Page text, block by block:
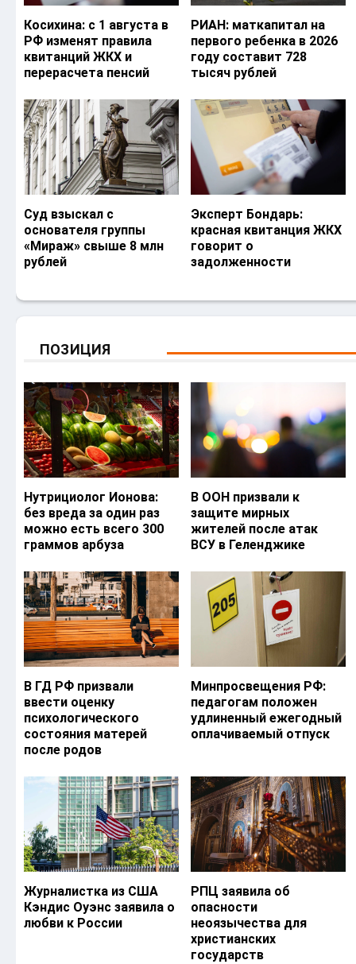
Косихина: с 1 августа в
РФ изменят правила
квитанций ЖКХ и
перерасчета пенсий
РИАН: маткапитал на
первого ребенка в 2026
году составит 728
тысяч рублей
Суд взыскал с
основателя группы
«Мираж» свыше 8 млн
рублей
Эксперт Бондарь:
красная квитанция ЖКХ
говорит о
задолженности
ПОЗИЦИЯ
Нутрициолог Ионова:
без вреда за один раз
можно есть всего 300
граммов арбуза
В ООН призвали к
защите мирных
жителей после атак
ВСУ в Геленджике
В ГД РФ призвали
ввести оценку
психологического
состояния матерей
после родов
Минпросвещения РФ:
педагогам положен
удлиненный ежегодный
оплачиваемый отпуск
Журналистка из США
Кэндис Оуэнс заявила о
любви к России
РПЦ заявила об
опасности
неоязычества для
христианских
государств